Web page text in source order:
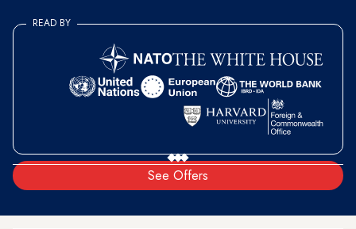
See Offers
READ BY